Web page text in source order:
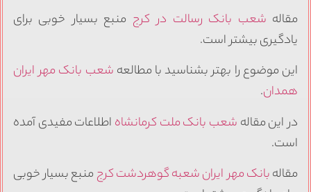
مقاله شعب بانک رسالت در کرجمنبع بسیار خوبی برای
یادگیری بیشتر است.
این موضوع را بهتر بشناسید با مطالعه شعب بانک مهر ایران
همدان.
در این مقاله شعب بانک ملت کرمانشاهاطلاعات مفیدی آمده
است.
مقالهبانک مهر ایران شعبه گوهردشت کرجمنبع بسیار خوبی